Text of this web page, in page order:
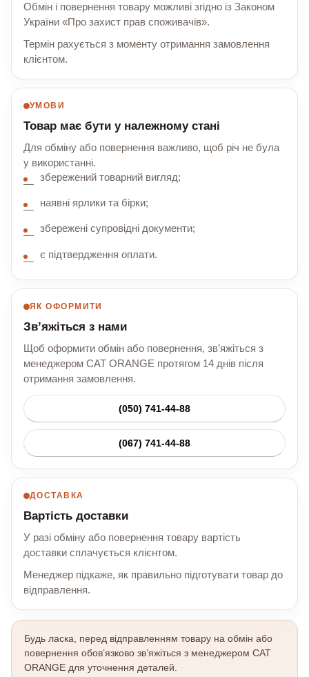
Обмін і повернення товару можливі згідно із Законом
України «Про захист прав споживачів».
Термін рахується з моменту отримання замовлення
клієнтом.
УМОВИ
Товар має бути у належному стані
Для обміну або повернення важливо, щоб річ не була
у використанні.
збережений товарний вигляд;
наявні ярлики та бірки;
збережені супровідні документи;
є підтвердження оплати.
ЯК ОФОРМИТИ
Зв’яжіться з нами
Щоб оформити обмін або повернення, зв’яжіться з
менеджером CAT ORANGE протягом 14 днів після
отримання замовлення.
(050) 741-44-88
(067) 741-44-88
ДОСТАВКА
Вартість доставки
У разі обміну або повернення товару вартість
доставки сплачується клієнтом.
Менеджер підкаже, як правильно підготувати товар до
відправлення.
Будь ласка, перед відправленням товару на обмін або
повернення обов’язково зв’яжіться з менеджером CAT
ORANGE для уточнення деталей.